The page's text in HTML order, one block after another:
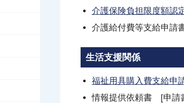
介護保険負担限度額認
介護給付費等支給申請
生活支援関係
福祉用具購入費支給申
情報提供依頼書 [申請